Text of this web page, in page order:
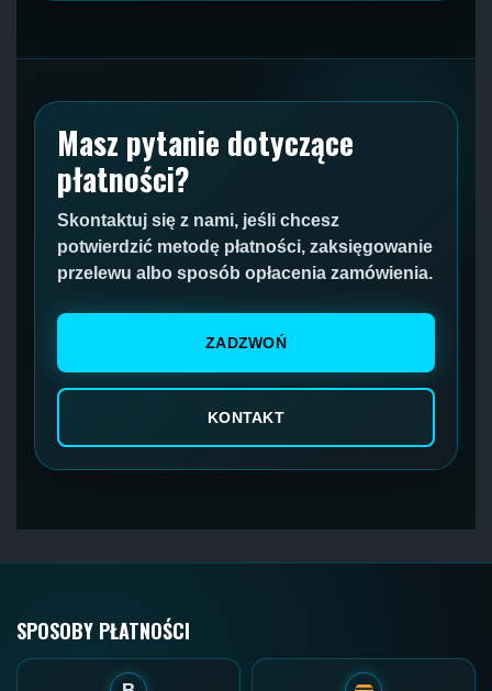
Masz pytanie dotyczące
płatności?
Skontaktuj się z nami, jeśli chcesz
potwierdzić metodę płatności, zaksięgowanie
przelewu albo sposób opłacenia zamówienia.
ZADZWOŃ
KONTAKT
SPOSOBY PŁATNOŚCI